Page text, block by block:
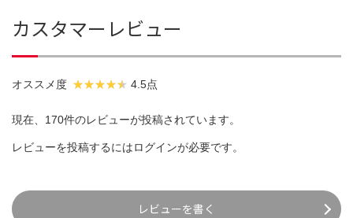
カスタマーレビュー
オススメ度 4.5点
現在、170件のレビューが投稿されています。
レビューを投稿するにはログインが必要です。
レビューを書く